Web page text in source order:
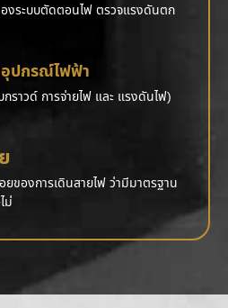
งระบบตัดตอนไฟ ตรวจแรงดันตก
ปกรณ์ไฟฟ้า
กราวด์ การจ่ายไฟ และ แรงดันไฟ)
ยของการเดินสายไฟ ว่ามีมาตรฐาน
ม่